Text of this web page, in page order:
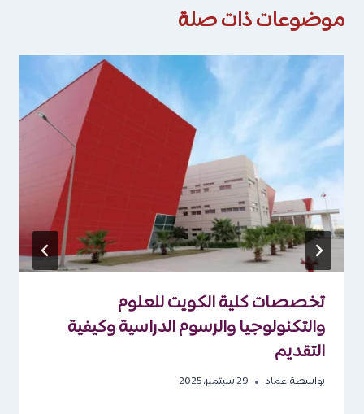
موضوعات ذات صلة
تخصصات كلية الكويت للعلوم
والتكنولوجيا والرسوم الدراسية وكيفية
التقديم
بواسطة عماد 29 سبتمبر، 2025